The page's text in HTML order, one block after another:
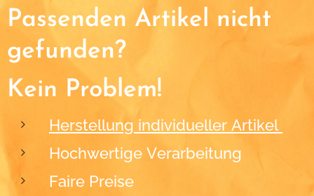
Passenden Artikel nicht
gefunden?
Kein Problem!
Herstellung individueller Artikel
Hochwertige Verarbeitung
Faire Preise